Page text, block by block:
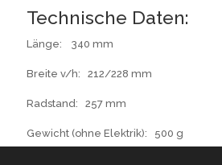
Technische Daten:
Länge: 340 mm
Breite v/h: 212/228 mm
Radstand: 257 mm
Gewicht (ohne Elektrik): 500 g